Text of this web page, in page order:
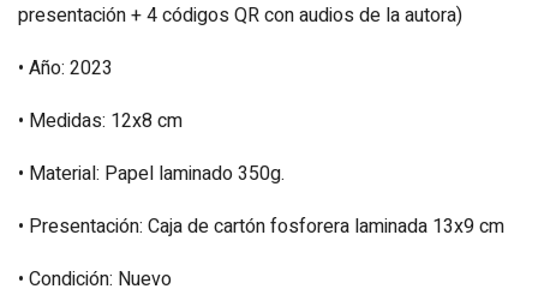
presentación + 4 códigos QR con audios de la autora)
• Año: 2023
• Medidas: 12x8 cm
• Material: Papel laminado 350g.
• Presentación: Caja de cartón fosforera laminada 13x9 cm
• Condición: Nuevo